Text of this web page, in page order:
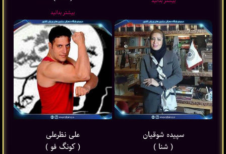
بیشتر بدانید
سپیده شوقیان
( شنا )
علی نظرعلی
( کونگ فو )